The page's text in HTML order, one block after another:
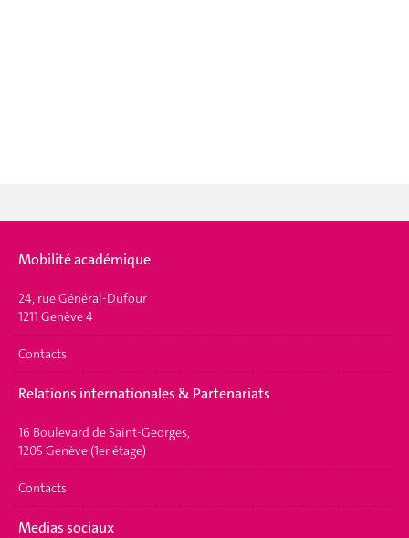
Mobilité académique
24, rue Général-Dufour
1211 Genève 4
Contacts
Relations internationales & Partenariats
16 Boulevard de Saint-Georges,
1205 Genève (1er étage)
Contacts
Medias sociaux